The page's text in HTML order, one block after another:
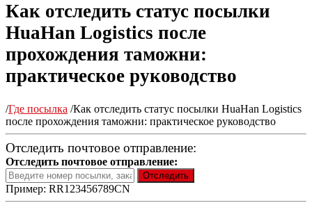
Как отследить статус посылки
HuaHan Logistics после
прохождения таможни:
практическое руководство
/Где посылка /Как отследить статус посылки HuaHan Logistics
после прохождения таможни: практическое руководство
Отследить почтовое отправление:
Отследить почтовое отправление:
Пример: RR123456789CN